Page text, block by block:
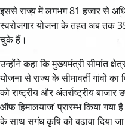
इससे राज्य में लगभग 81 हजार से
स्वरोजगार योजना के तहत अब तक
चुके हैं।
उन्होंने कहा कि मुख्यमंत्री सीमांत
योजना से राज्य के सीमावर्ती गांवों
को राष्ट्रीय और अंतर्राष्ट्रीय
ऑफ हिमालयाज’ प्रारम्भ किया
के साथ सगंध कृषि को बढावा दिया